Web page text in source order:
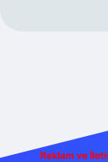
Reklam ve